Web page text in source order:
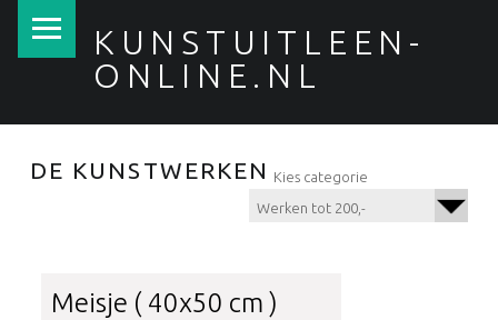
KUNSTUITLEEN-
ONLINE.NL
DE KUNSTWERKEN
Kies categorie
Werken tot 200,-
Meisje ( 40x50 cm )